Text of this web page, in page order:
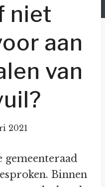
niet
aan
van
2021
Binnen